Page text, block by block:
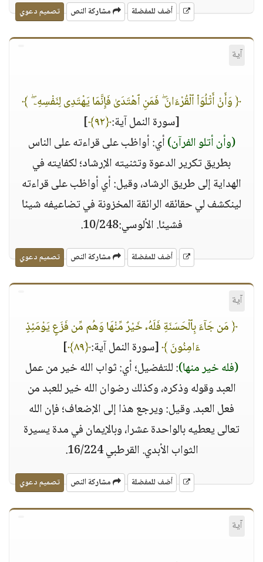
أضف للمفضلة مشاركة النص تصميم دعوي
آية
﴿ وَأَنْ أَتْلُوَا۟ ٱلْقُرْءَانَ ۖ فَمَنِ ٱهْتَدَىٰ فَإِنَّمَا يَهْتَدِى لِنَفْسِهِۦ ۖ ﴾
[سورة النمل آية:﴿٩٢﴾
]
(وأن أتلو الفرآن)أي: أواظب على قراءته على الناس
بطريق تكرير الدعوة وتثنيته الإرشاد؛ لكفايته في
الهداية إلى طريق الرشاد، وقيل: أي أواظب على قراءته
لينكشف لي حقائقه الرائقة المخزونة في تضاعيفه شيئا
فشيئا. الألوسي:10/248.
أضف للمفضلة مشاركة النص تصميم دعوي
آية
﴿ مَن جَآءَ بِٱلْحَسَنَةِ فَلَهُۥ خَيْرٌ مِّنْهَا وَهُم مِّن فَزَعٍ يَوْمَئِذٍ
ءَامِنُونَ ﴾[سورة النمل آية:﴿٨٩﴾
]
(فله خير منها): للتفضيل؛ أي: ثواب الله خير من عمل
العبد وقوله وذكره، وكذلك رضوان الله خير للعبد من
فعل العبد. وقيل: ويرجع هذا إلى الإضعاف؛ فإن الله
تعالى يعطيه بالواحدة عشرا، وبالإيمان في مدة يسيرة
الثواب الأبدي. القرطبي 16/224.
أضف للمفضلة مشاركة النص تصميم دعوي
آية